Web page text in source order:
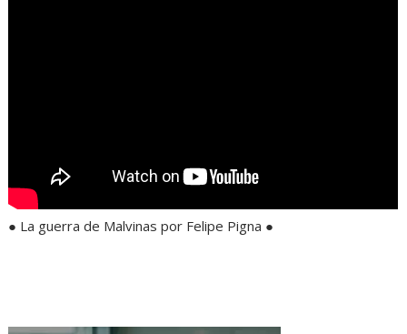
● La guerra de Malvinas por Felipe Pigna ●